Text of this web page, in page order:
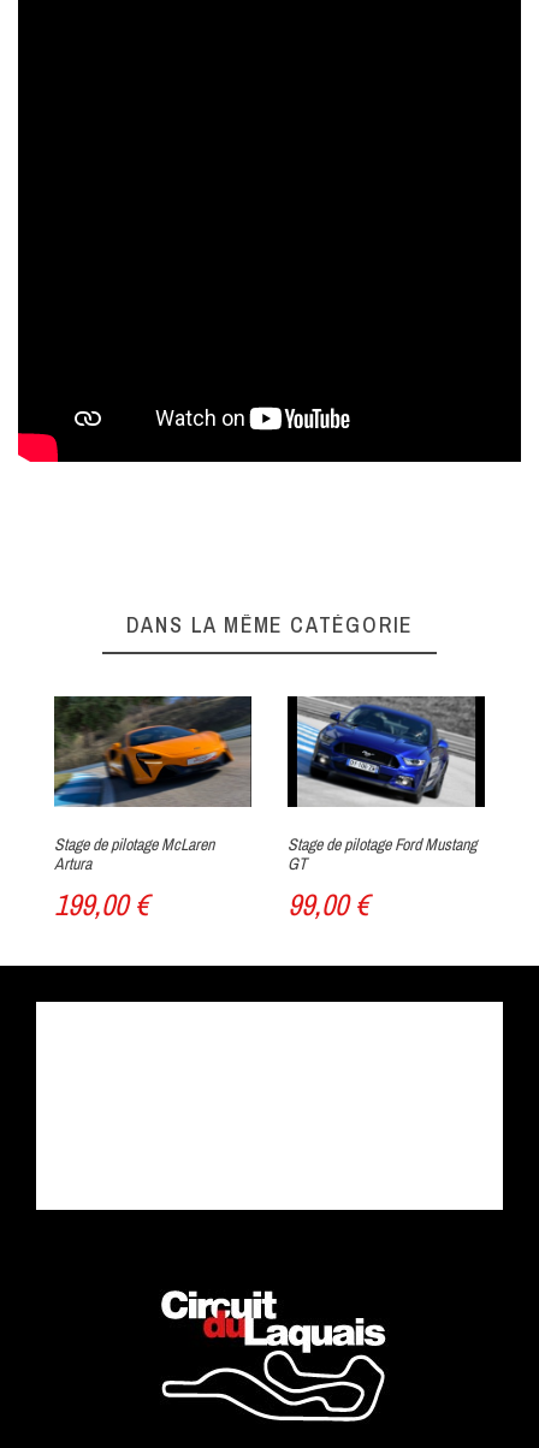
DANS LA MÊME CATÉGORIE
Stage de pilotage McLaren
Artura
199,00 €
Stage de pilotage Ford Mustang
GT
99,00 €